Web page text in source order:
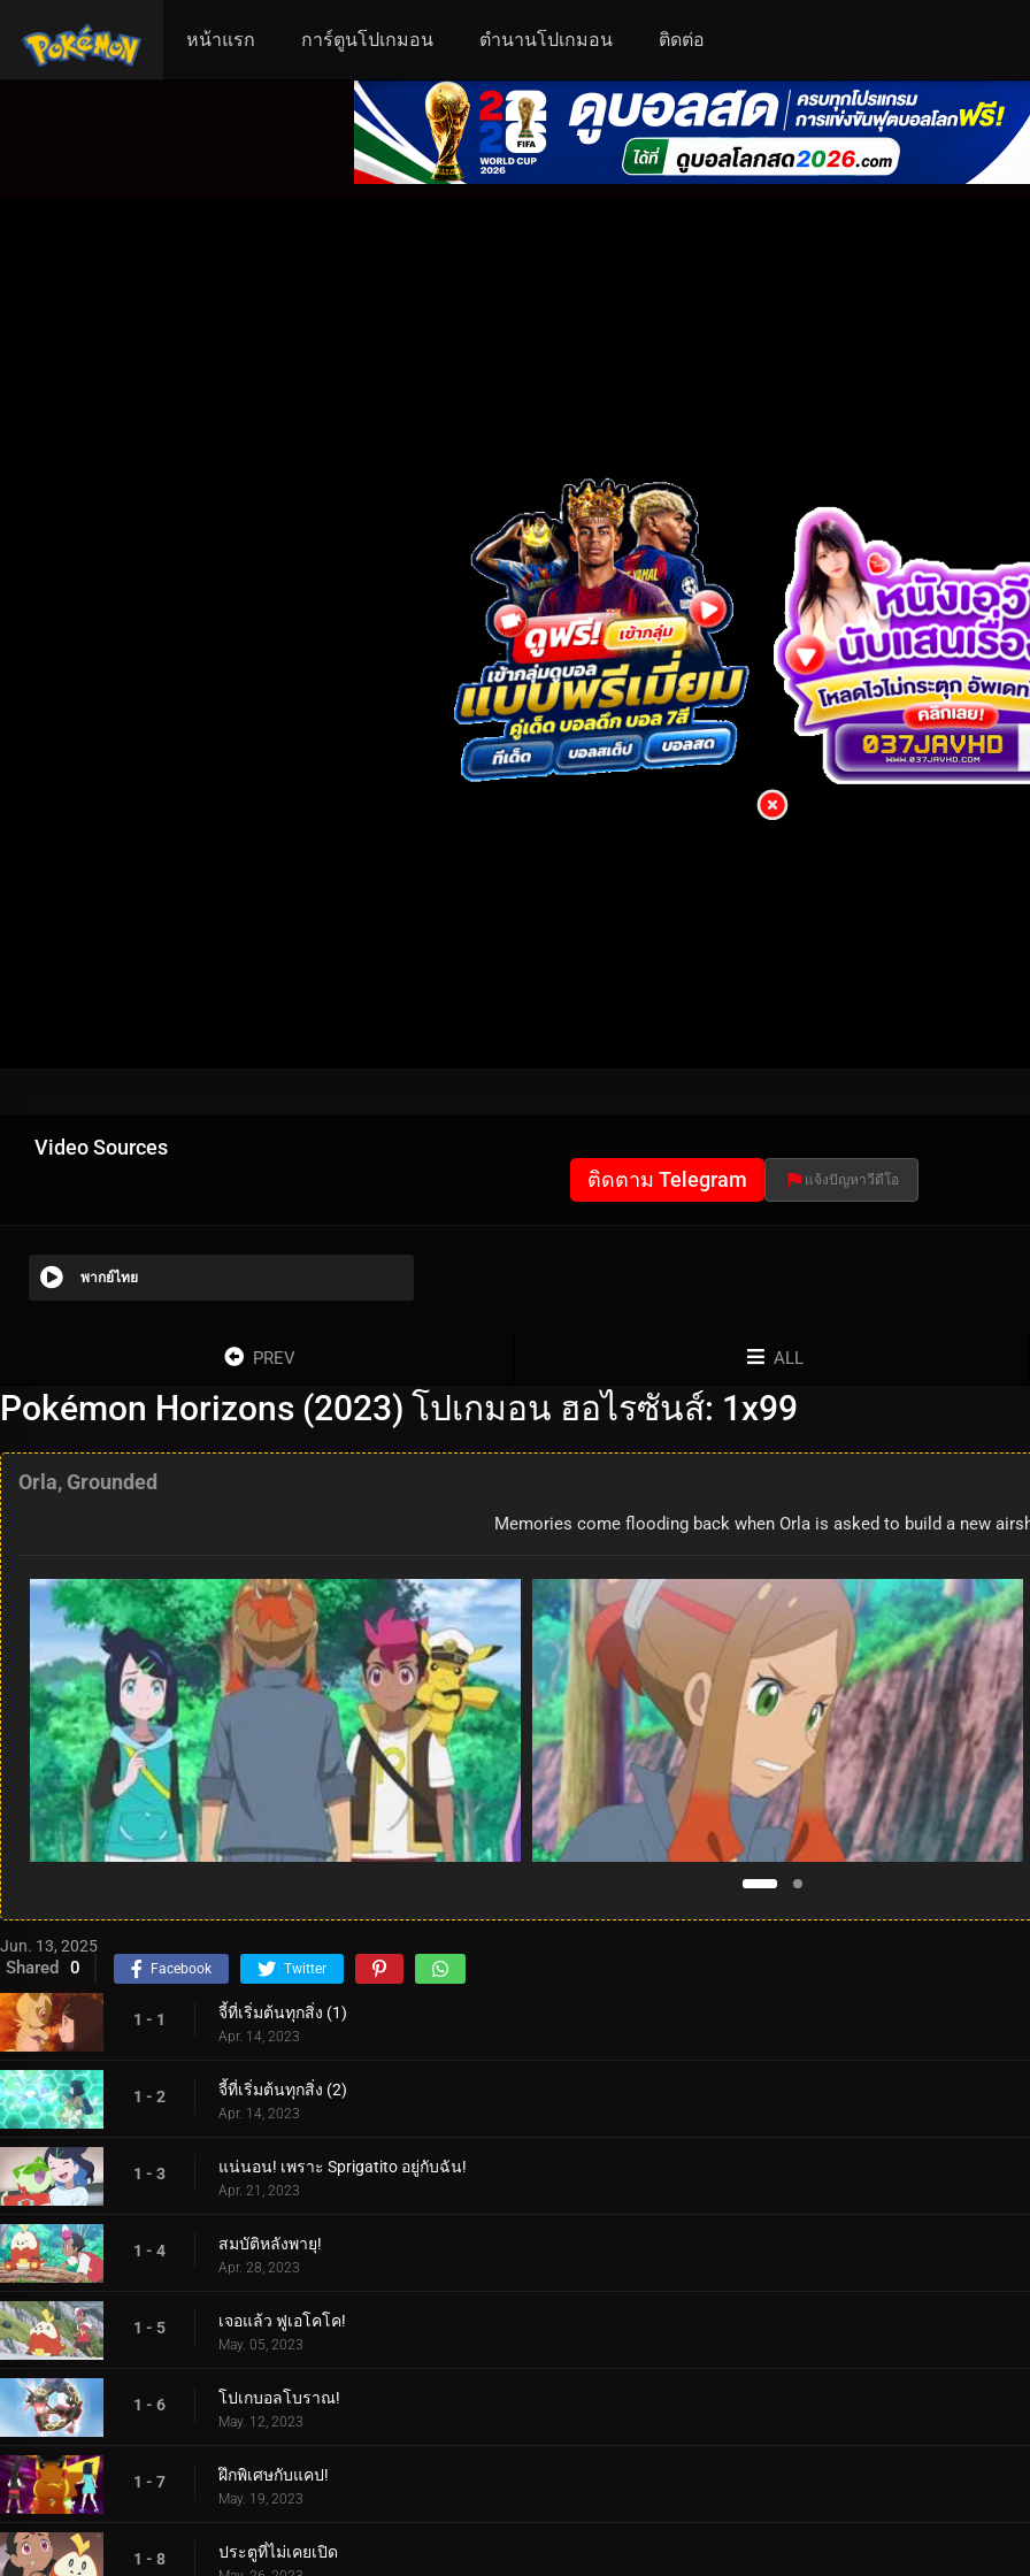
หน้าแรก การ์ตูนโปเกมอน ตำนานโปเกมอน ติดต่อ
Video Sources
ติดตาม Telegram แจ้งปัญหาวีดีโอ
พากย์ไทย
PREV ALL
Pokémon Horizons (2023) โปเกมอน ฮอไรซันส์: 1x99
Orla, Grounded
Memories come flooding back when Orla is asked to build a new
Jun. 13, 2025
Shared 0 Facebook Twitter
1 - 1 จี้ที่เริ่มต้นทุกสิ่ง (1)
Apr. 14, 2023
1 - 2 จี้ที่เริ่มต้นทุกสิ่ง (2)
Apr. 14, 2023
1 - 3 แน่นอน! เพราะ Sprigatito อยู่กับฉัน!
Apr. 21, 2023
1 - 4 สมบัติหลังพายุ!
Apr. 28, 2023
1 - 5 เจอแล้ว ฟูเอโคโค!
May. 05, 2023
1 - 6 โปเกบอลโบราณ!
May. 12, 2023
1 - 7 ฝึกพิเศษกับแคป!
May. 19, 2023
1 - 8 ประตูที่ไม่เคยเปิด